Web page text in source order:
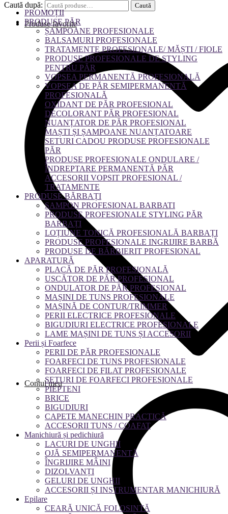
Caută după: Caută
Produse favorite
Contul meu
PROMOȚII
PRODUSE PĂR
ȘAMPOANE PROFESIONALE
BALSAMURI PROFESIONALE
TRATAMENTE PROFESIONALE/ MĂȘTI / FIOLE
PRODUSE PROFESIONALE DE STYLING
PENTRU PĂR
VOPSEA PERMANENTĂ PROFESIONALĂ
VOPSEA DE PĂR SEMIPERMANENTĂ
PROFESIONALĂ
OXIDANT DE PĂR PROFESIONAL
DECOLORANT PĂR PROFESIONAL
NUANȚATOR DE PĂR PROFESIONAL
MAȘTI ȘI ȘAMPOANE NUANȚATOARE
SETURI CADOU PRODUSE PROFESIONALE
PĂR
PRODUSE PROFESIONALE ONDULARE /
ÎNDREPTARE PERMANENTĂ PĂR
ACCESORII VOPSIT PROFESIONAL /
TRATAMENTE
PRODUSE BĂRBAȚI
ȘAMPON PROFESIONAL BARBATI
PRODUSE PROFESIONALE STYLING PĂR
BARBAȚI
LOȚIUNE TONICĂ PROFESIONALĂ BARBAȚI
PRODUSE PROFESIONALE INGRIJIRE BARBĂ
PRODUSE DE BĂRBIERIT PROFESIONAL
APARATURĂ
PLACĂ DE PĂR PROFESIONALĂ
USCĂTOR DE PĂR PROFESIONAL
ONDULATOR DE PĂR PROFESIONAL
MAȘINI DE TUNS PROFESIONALE
MAȘINĂ DE CONTUR/TRIMMER
PERII ELECTRICE PROFESIONALE
BIGUDIURI ELECTRICE PROFESIONALE
LAME MAȘINI DE TUNS ȘI ACCESORII
Perii și Foarfece
PERII DE PĂR PROFESIONALE
FOARFECI DE TUNS PROFESIONALE
FOARFECI DE FILAT PROFESIONALE
SETURI DE FOARFECI PROFESIONALE
PIEPTENI
BRICE
BIGUDIURI
CAPETE MANECHIN PRACTICĂ
ACCESORII TUNS / COAFAT
Manichiură și pedichiură
LACURI DE UNGHII
OJĂ SEMIPERMANENTĂ
ÎNGRIJIRE MÂINI
DIZOLVANȚI
GELURI DE UNGHII
ACCESORII ȘI INSTRUMENTAR MANICHIURĂ
Epilare
CEARĂ UNICĂ FOLOSINTĂ